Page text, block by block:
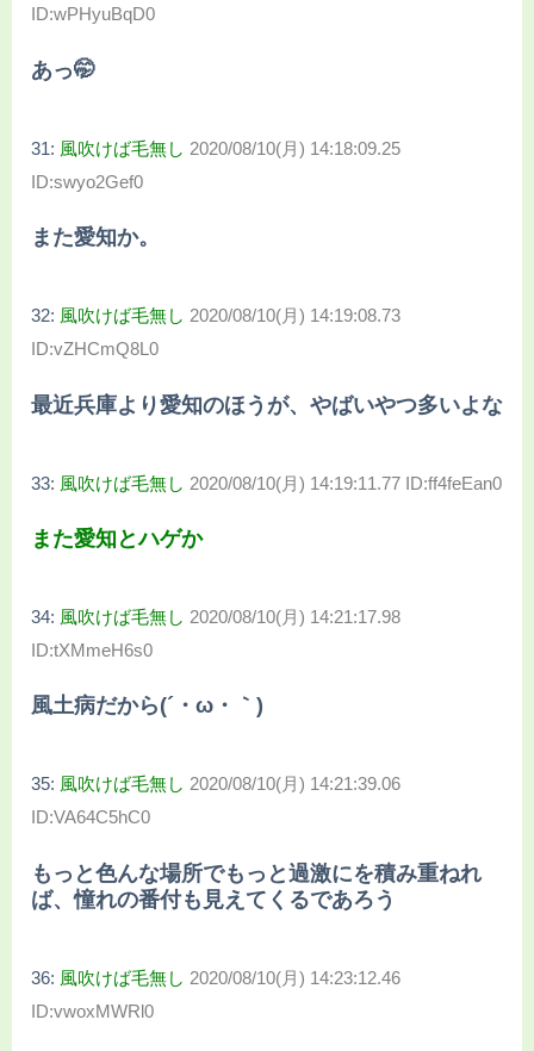
ID:wPHyuBqD0
あっ🤭
31: 風吹けば毛無し 2020/08/10(月) 14:18:09.25
ID:swyo2Gef0
また愛知か。
32: 風吹けば毛無し 2020/08/10(月) 14:19:08.73
ID:vZHCmQ8L0
最近兵庫より愛知のほうが、やばいやつ多いよな
33: 風吹けば毛無し 2020/08/10(月) 14:19:11.77 ID:ff4feEan0
また愛知とハゲか
34: 風吹けば毛無し 2020/08/10(月) 14:21:17.98
ID:tXMmeH6s0
風土病だから(´・ω・｀)
35: 風吹けば毛無し 2020/08/10(月) 14:21:39.06
ID:VA64C5hC0
もっと色んな場所でもっと過激にを積み重ねれ
ば、憧れの番付も見えてくるであろう
36: 風吹けば毛無し 2020/08/10(月) 14:23:12.46
ID:vwoxMWRl0